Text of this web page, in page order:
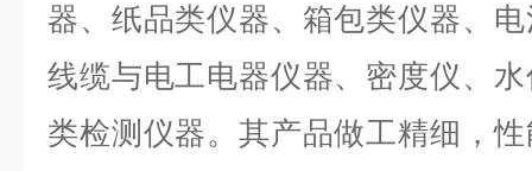
器、纸品类仪器、箱包类仪器、
线缆与电工电器仪器、密度仪、
类检测仪器。其产品做工精细，